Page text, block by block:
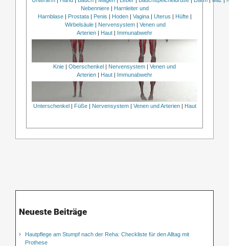
Nebenniere| Harnleiter und
Harnblase| Prostata| Penis | Hoden| Vagina| Uterus | Hüfte|
Wirbelsäule | Nervensystem | Venen und
Arterien | Haut | Immunabwehr
Knie | Oberschenkel | Nervensystem | Venen und
Arterien | Haut | Immunabwehr
Unterschenkel| Füße| Nervensystem| Venen und Arterien| Haut
Neueste Beiträge
Hautpflege am Stumpf nach der Reha: Checkliste für den Alltag mit
Prothese